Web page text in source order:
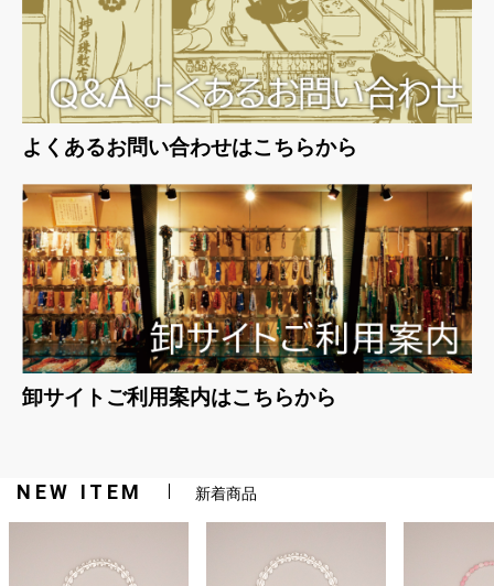
よくあるお問い合わせはこちらから
卸サイトご利用案内はこちらから
NEW ITEM 新着商品